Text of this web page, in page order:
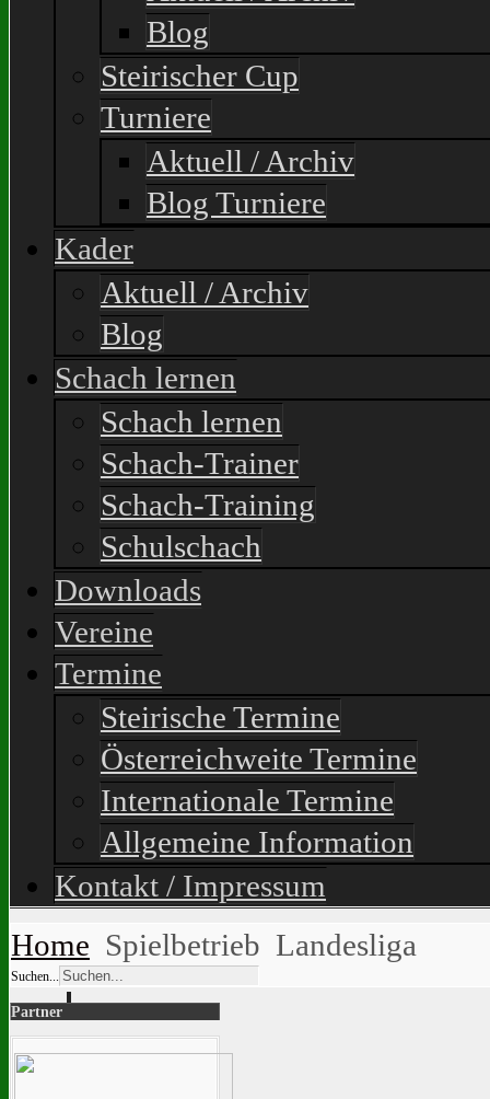
Blog
Steirischer Cup
Turniere
Aktuell / Archiv
Blog Turniere
Kader
Aktuell / Archiv
Blog
Schach lernen
Schach lernen
Schach-Trainer
Schach-Training
Schulschach
Downloads
Vereine
Termine
Steirische Termine
Österreichweite Termine
Internationale Termine
Allgemeine Information
Kontakt / Impressum
Home Spielbetrieb Landesliga
Suchen...
Partner